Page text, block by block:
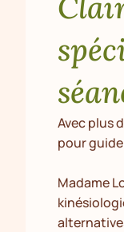
Avec plus
pour
Madame